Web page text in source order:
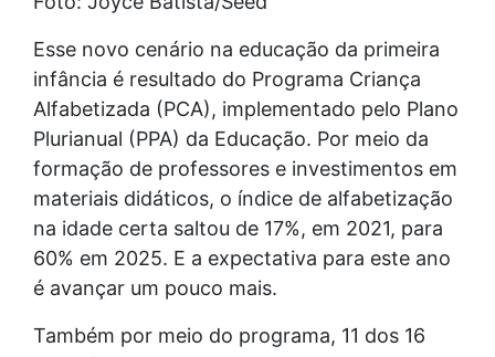
Esse novo cenário na educação da primeira
infância é resultado do Programa Criança
Alfabetizada (PCA), implementado pelo Plano
Plurianual (PPA) da Educação. Por meio da
formação de professores e investimentos em
materiais didáticos, o índice de alfabetização
na idade certa saltou de 17%, em 2021, para
60% em 2025. E a expectativa para este ano
é avançar um pouco mais.
Também por meio do programa, 11 dos 16